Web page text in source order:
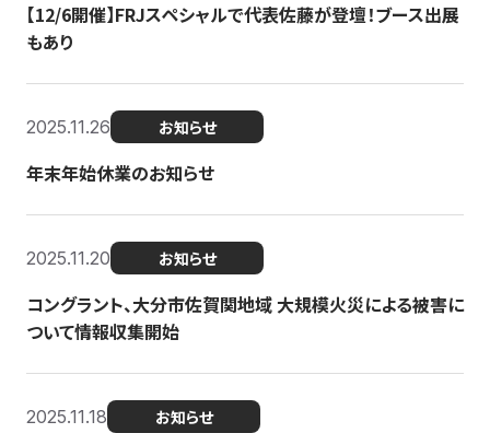
【12/6開催】FRJスペシャルで代表佐藤が登壇！ブース出展
もあり
2025.11.26 お知らせ
年末年始休業のお知らせ
2025.11.20 お知らせ
コングラント、大分市佐賀関地域 大規模火災による被害に
ついて情報収集開始
2025.11.18 お知らせ